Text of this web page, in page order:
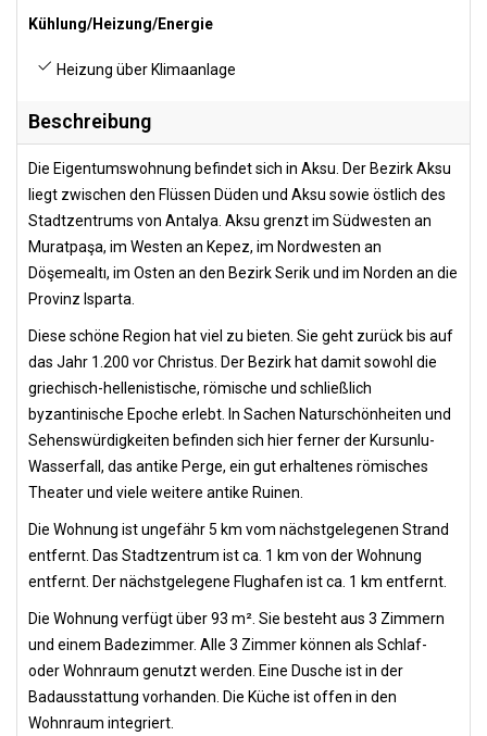
Kühlung/Heizung/Energie
Heizung über Klimaanlage
Beschreibung
Die Eigentumswohnung befindet sich in Aksu. Der Bezirk Aksu
liegt zwischen den Flüssen Düden und Aksu sowie östlich des
Stadtzentrums von Antalya. Aksu grenzt im Südwesten an
Muratpaşa, im Westen an Kepez, im Nordwesten an
Döşemealtı, im Osten an den Bezirk Serik und im Norden an die
Provinz Isparta.
Diese schöne Region hat viel zu bieten. Sie geht zurück bis auf
das Jahr 1.200 vor Christus. Der Bezirk hat damit sowohl die
griechisch-hellenistische, römische und schließlich
byzantinische Epoche erlebt. In Sachen Naturschönheiten und
Sehenswürdigkeiten befinden sich hier ferner der Kursunlu-
Wasserfall, das antike Perge, ein gut erhaltenes römisches
Theater und viele weitere antike Ruinen.
Die Wohnung ist ungefähr 5 km vom nächstgelegenen Strand
entfernt. Das Stadtzentrum ist ca. 1 km von der Wohnung
entfernt. Der nächstgelegene Flughafen ist ca. 1 km entfernt.
Die Wohnung verfügt über 93 m². Sie besteht aus 3 Zimmern
und einem Badezimmer. Alle 3 Zimmer können als Schlaf-
oder Wohnraum genutzt werden. Eine Dusche ist in der
Badausstattung vorhanden. Die Küche ist offen in den
Wohnraum integriert.